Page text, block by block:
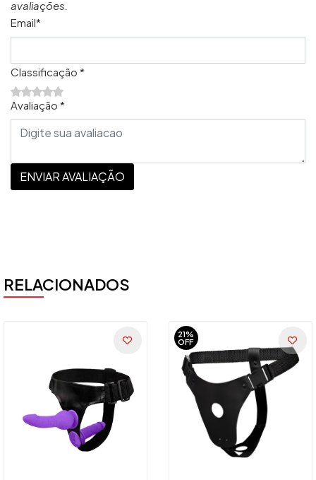
avaliações.
Email*
Classificação *
Avaliação *
ENVIAR AVALIAÇÃO
RELACIONADOS
21%
OFF